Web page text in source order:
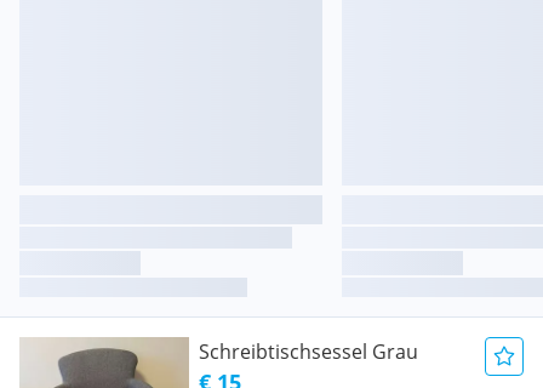
Schreibtischsessel Grau
€ 15